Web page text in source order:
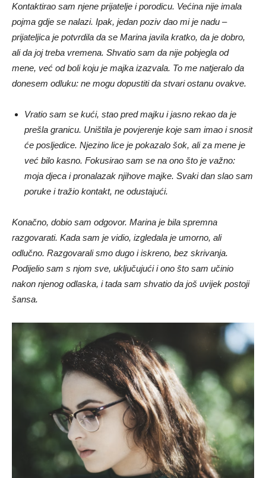
Kontaktirao sam njene prijatelje i porodicu. Većina nije imala
pojma gdje se nalazi. Ipak, jedan poziv dao mi je nadu –
prijateljica je potvrdila da se Marina javila kratko, da je dobro,
ali da joj treba vremena. Shvatio sam da nije pobjegla od
mene, već od boli koju je majka izazvala. To me natjeralo da
donesem odluku: ne mogu dopustiti da stvari ostanu ovakve.
Vratio sam se kući, stao pred majku i jasno rekao da je
prešla granicu. Uništila je povjerenje koje sam imao i snosit
će posljedice. Njezino lice je pokazalo šok, ali za mene je
već bilo kasno. Fokusirao sam se na ono što je važno:
moja djeca i pronalazak njihove majke. Svaki dan slao sam
poruke i tražio kontakt, ne odustajući.
Konačno, dobio sam odgovor. Marina je bila spremna
razgovarati. Kada sam je vidio, izgledala je umorno, ali
odlučno. Razgovarali smo dugo i iskreno, bez skrivanja.
Podijelio sam s njom sve, uključujući i ono što sam učinio
nakon njenog odlaska, i tada sam shvatio da još uvijek postoji
šansa.